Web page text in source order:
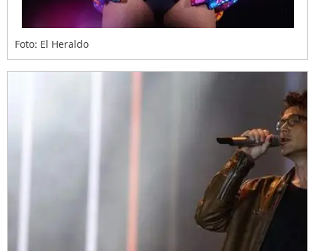
Foto: El Heraldo